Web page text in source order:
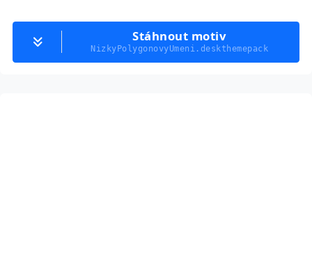
Stáhnout motiv
NizkyPolygonovyUmeni.deskthemepack